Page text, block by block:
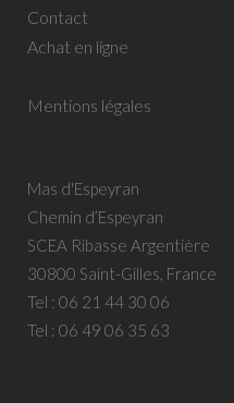
Contact
Achat en ligne
Mentions légales
Mas d'Espeyran
Chemin d’Espeyran
SCEA Ribasse Argentière
30800 Saint-Gilles, France
Tel : 06 21 44 30 06
Tel : 06 49 06 35 63